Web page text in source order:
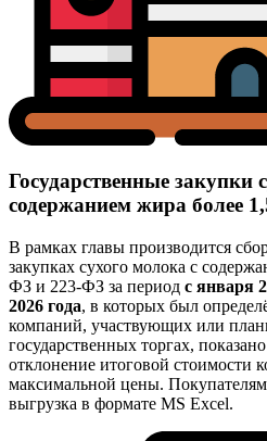
Государственные закупки
содержанием жира более
В рамках главы производится
закупках сухого молока с
ФЗ и 223-ФЗ за период с января
2026 года, в которых был
компаний, участвующих или
государственных торгах,
отклонение итоговой стоимости
максимальной цены. Покупателям
выгрузка в формате MS Excel.